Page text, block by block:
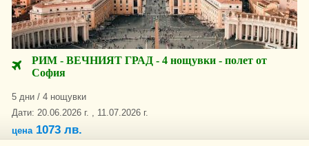
РИМ - ВЕЧНИЯТ ГРАД - 4 нощувки - полет от
София
5 дни / 4 нощувки
Дати: 20.06.2026 г. , 11.07.2026 г.
цена1073 лв.